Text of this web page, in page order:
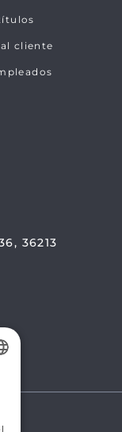
cliente
36213